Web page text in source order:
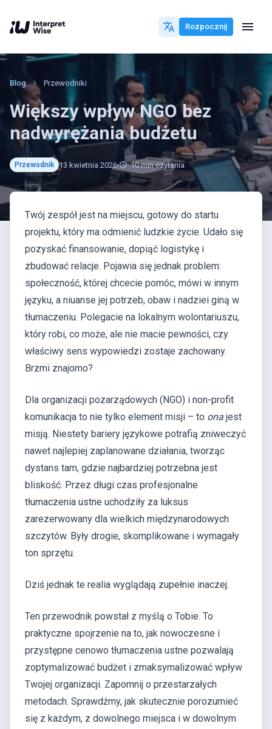
Rozpocznij
Blog Przewodniki
Większy wpływ NGO bez
nadwyrężania budżetu
Przewodnik 13 kwietnia 2026 10 min czytania
Twój zespół jest na miejscu, gotowy do startu
projektu, który ma odmienić ludzkie życie. Udało się
pozyskać finansowanie, dopiąć logistykę i
zbudować relacje. Pojawia się jednak problem:
społeczność, której chcecie pomóc, mówi w innym
języku, a niuanse jej potrzeb, obaw i nadziei giną w
tłumaczeniu. Polegacie na lokalnym wolontariuszu,
który robi, co może, ale nie macie pewności, czy
właściwy sens wypowiedzi zostaje zachowany.
Brzmi znajomo?
Dla organizacji pozarządowych (NGO) i non-profit
komunikacja to nie tylko element misji – to ona jest
misją. Niestety bariery językowe potrafią zniweczyć
nawet najlepiej zaplanowane działania, tworząc
dystans tam, gdzie najbardziej potrzebna jest
bliskość. Przez długi czas profesjonalne
tłumaczenia ustne uchodziły za luksus
zarezerwowany dla wielkich międzynarodowych
szczytów. Były drogie, skomplikowane i wymagały
ton sprzętu.
Dziś jednak te realia wyglądają zupełnie inaczej.
Ten przewodnik powstał z myślą o Tobie. To
praktyczne spojrzenie na to, jak nowoczesne i
przystępne cenowo tłumaczenia ustne pozwalają
zoptymalizować budżet i zmaksymalizować wpływ
Twojej organizacji. Zapomnij o przestarzałych
metodach. Sprawdźmy, jak skutecznie porozumieć
się z każdym, z dowolnego miejsca i w dowolnym